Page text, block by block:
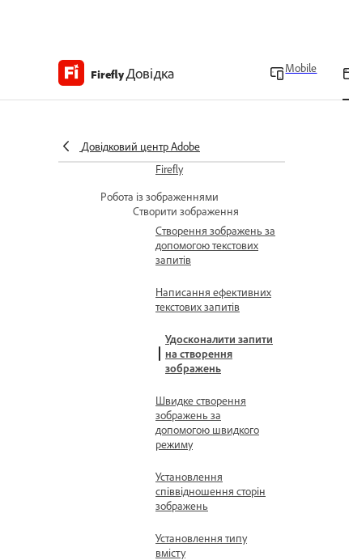
FireflyДовідка Mobile
Довідковий центр Adobe
генеруваннями
Доступ до програми
Огляд робочого простору
Firefly
Робота із зображеннями
Створити зображення
Створення зображень за
допомогою текстових
запитів
Написання ефективних
текстових запитів
Удосконалити запити
на створення
зображень
Швидке створення
зображень за
допомогою швидкого
режиму
Установлення
співвідношення сторін
зображень
Установлення типу
вмісту